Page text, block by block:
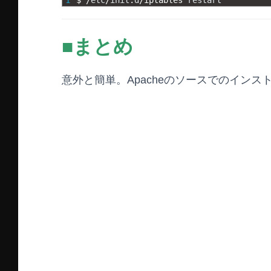
■まとめ
意外と簡単。Apacheのソースでのインス